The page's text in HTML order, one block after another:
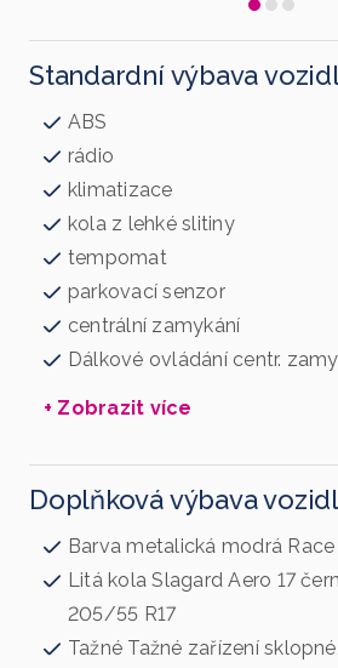
Standardní výbava
ABS
rádio
klimatizace
kola z lehké slitiny
tempomat
parkovací senzor
centrální zamykání
Dálkové ovládání centr.
+ Zobrazit více
Doplňková výbava
Barva metalická modrá Race
Litá kola Slagard Aero 17
205/55 R17
Tažné Tažné zařízení